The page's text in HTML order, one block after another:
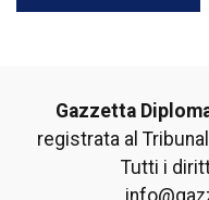
Gazzetta
registrata al
Tutti i